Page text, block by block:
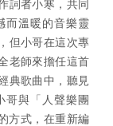
詞者小寒，共同
而溫暖的音樂靈
但小哥在這次專
老師來擔任這首
典歌曲中，聽見
哥與「人聲樂團
方式，在重新編